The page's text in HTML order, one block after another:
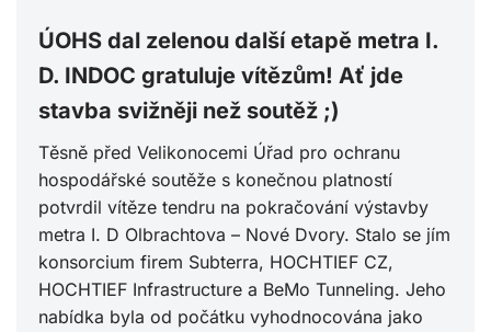
ÚOHS dal zelenou další etapě metra I.
D. INDOC gratuluje vítězům! Ať jde
stavba svižněji než soutěž ;)
Těsně před Velikonocemi Úřad pro ochranu
hospodářské soutěže s konečnou platností
potvrdil vítěze tendru na pokračování výstavby
metra I. D Olbrachtova – Nové Dvory. Stalo se jím
konsorcium firem Subterra, HOCHTIEF CZ,
HOCHTIEF Infrastructure a BeMo Tunneling. Jeho
nabídka byla od počátku vyhodnocována jako